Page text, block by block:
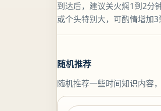
到达后，建议关火焖1到2分
或个头特别大，可酌情增加3
随机推荐
随机推荐一些时间知识内容